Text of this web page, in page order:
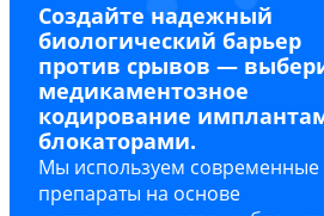
Создайте надежный
биологический барьер
против срывов —
медикаментозное
кодирование
блокаторами.
Мы используем современные
препараты на основе